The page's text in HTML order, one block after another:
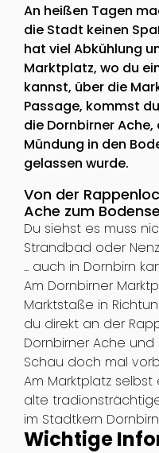
An heißen Tagen
die Stadt keinen
hat viel Abkühlung
Marktplatz, wo du
kannst, über die
Passage, kommst
die Dornbirner
Mündung in den
gelassen wurde.
Von der
Ache zum
Du siehst es muss
Strandbad oder
... auch in Dornbirn
Am Dornbirner
Marktstaße in
du direkt an der
Dornbirner Ache
Schau doch mal
Am Marktplatz
alte
im Stadtkern
Wichtige